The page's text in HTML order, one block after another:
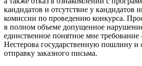
кандидатов и отсутствие у кандидатов
комиссии по проведению конкурса.
в полном объеме допущенное
единственное понятное мне требование
Нестерова государственную пошлину и
отправку заказного письма.